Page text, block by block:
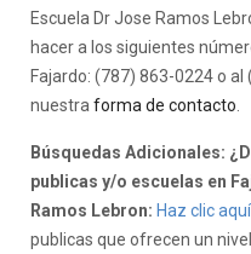
Escuela Dr Jose Ramos
hacer a los siguientes
Fajardo: (787) 863-0224 o
nuestra forma de contacto
Búsquedas Adicionales:
publicas y/o escuelas en
Ramos Lebron: Haz clic aquí
publicas que ofrecen un